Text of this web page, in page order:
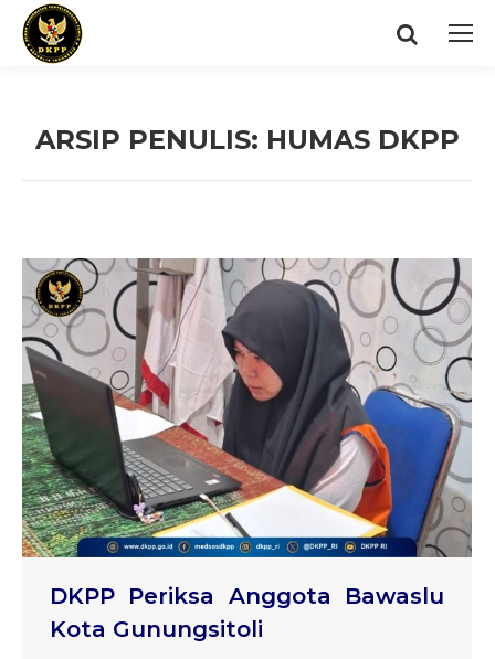
Search:
ARSIP PENULIS: HUMAS DKPP
DKPP Periksa Anggota Bawaslu
Kota Gunungsitoli